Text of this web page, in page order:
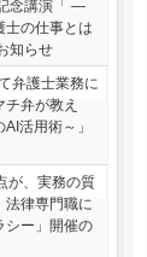
念講演「 ―
士の仕事とは
知らせ
弁護士業務に
弁が教え
活用術～」
が、実務の質
法律専門職に
シー」開催の